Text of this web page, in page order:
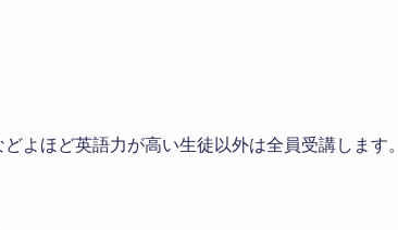
よほど英語力が高い生徒以外は全員受講します。